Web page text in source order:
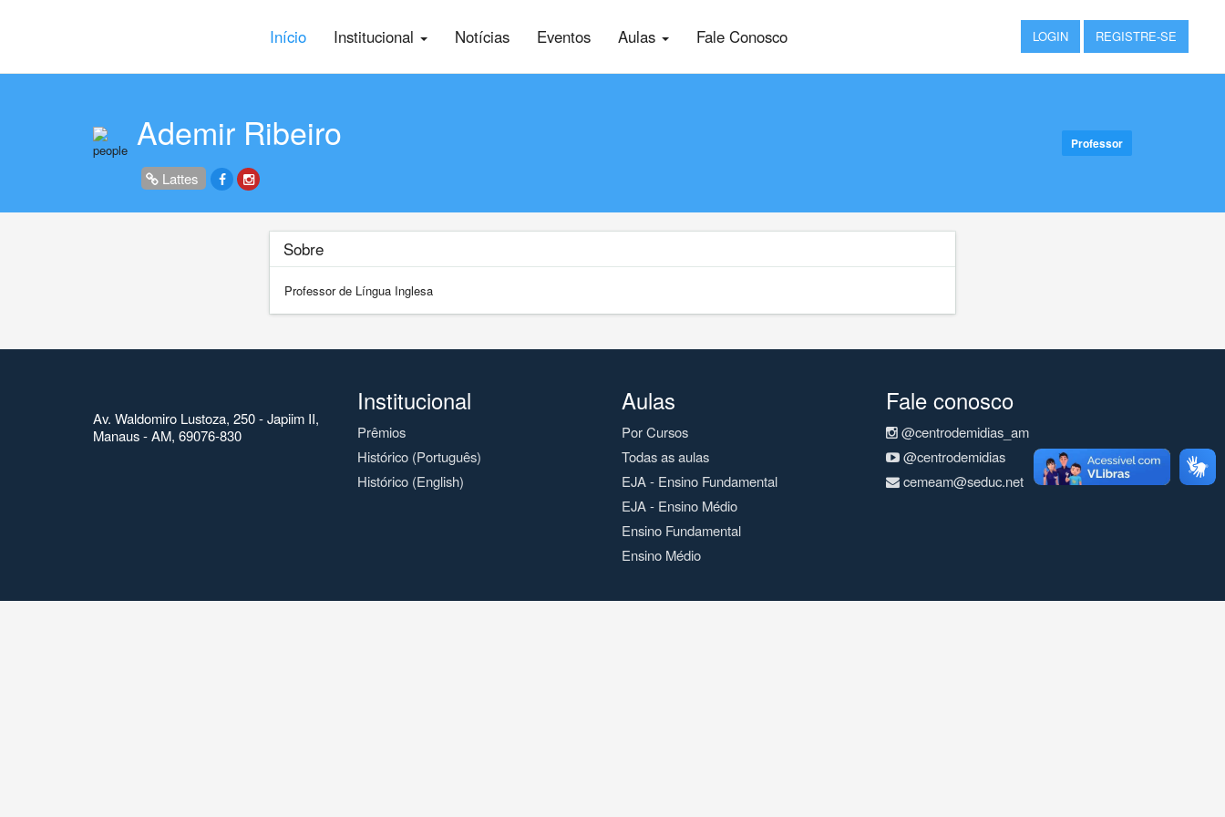
Início Institucional Notícias Eventos Aulas Fale Conosco LOGIN REGISTRE-SE
Ademir Ribeiro
Lattes
Professor
Sobre
Professor de Língua Inglesa
Av. Waldomiro Lustoza, 250 - Japiim II,
Manaus - AM, 69076-830
Institucional
Prêmios
Histórico (Português)
Histórico (English)
Aulas
Por Cursos
Todas as aulas
EJA - Ensino Fundamental
EJA - Ensino Médio
Ensino Fundamental
Ensino Médio
Fale conosco
@centrodemidias_am
@centrodemidias
cemeam@seduc.net